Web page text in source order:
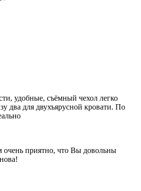
удобные, съёмный чехол легко
два для двухъярусной кровати. По
очень приятно, что Вы довольны